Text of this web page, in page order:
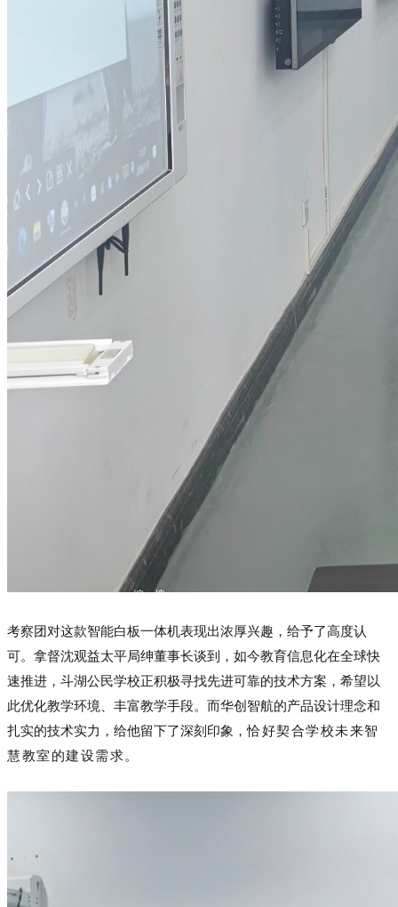
编
搜
考察团对这款智能白板一体机表现出浓厚兴趣，给予了高度认
可。拿督沈观益太平局绅董事长谈到，如今教育信息化在全球快
速推进，斗湖公民学校正积极寻找先进可靠的技术方案，希望以
此优化教学环境、丰富教学手段。而华创智航的产品设计理念和
扎实的技术实力，给他留下了深刻印象，恰好契合学校未来智
慧教室的建设需求。